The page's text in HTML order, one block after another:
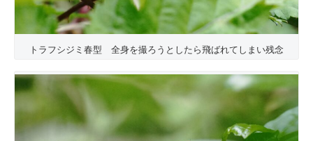
トラフシジミ春型 全身を撮ろうとしたら飛ばれてしまい残念